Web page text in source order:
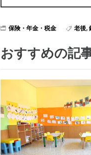
保険・年金・税金 老後,
おすすめの記